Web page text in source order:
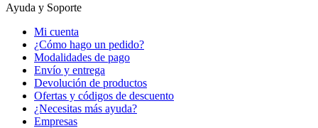
Ayuda y Soporte
Mi cuenta
¿Cómo hago un pedido?
Modalidades de pago
Envío y entrega
Devolución de productos
Ofertas y códigos de descuento
¿Necesitas más ayuda?
Empresas